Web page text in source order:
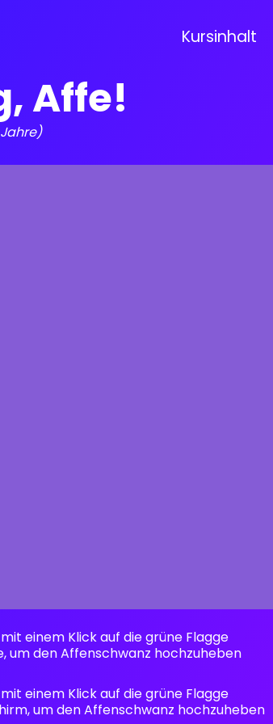
Affe!
einem Klick auf die grüne Flagge
um den Affenschwanz hochzuheben
einem Klick auf die grüne Flagge
um den Affenschwanz hochzuheben
Kursinhalt